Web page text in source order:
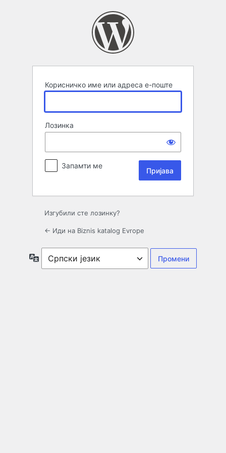
Корисничко име или адреса е-поште
Лозинка
Запамти ме
Изгубили сте лозинку?
← Иди на Biznis katalog Evrope
Језик